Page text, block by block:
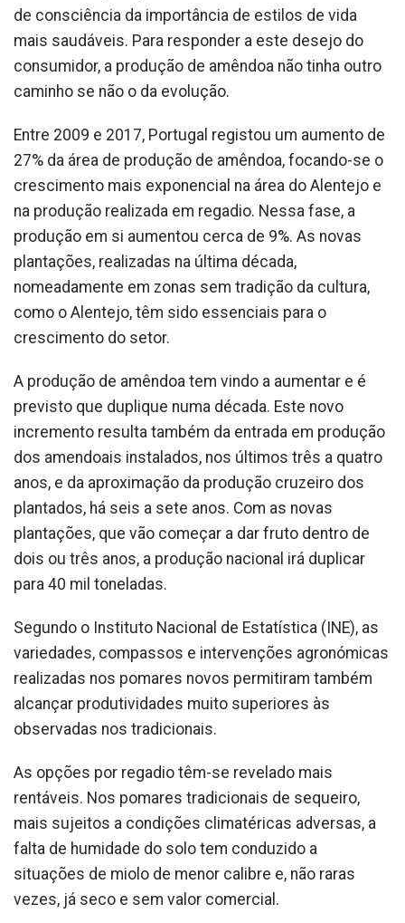
de consciência da importância de estilos de vida
mais saudáveis. Para responder a este desejo do
consumidor, a produção de amêndoa não tinha outro
caminho se não o da evolução.
Entre 2009 e 2017, Portugal registou um aumento de
27% da área de produção de amêndoa, focando-se o
crescimento mais exponencial na área do Alentejo e
na produção realizada em regadio. Nessa fase, a
produção em si aumentou cerca de 9%. As novas
plantações, realizadas na última década,
nomeadamente em zonas sem tradição da cultura,
como o Alentejo, têm sido essenciais para o
crescimento do setor.
A produção de amêndoa tem vindo a aumentar e é
previsto que duplique numa década. Este novo
incremento resulta também da entrada em produção
dos amendoais instalados, nos últimos três a quatro
anos, e da aproximação da produção cruzeiro dos
plantados, há seis a sete anos. Com as novas
plantações, que vão começar a dar fruto dentro de
dois ou três anos, a produção nacional irá duplicar
para 40 mil toneladas.
Segundo o Instituto Nacional de Estatística (INE), as
variedades, compassos e intervenções agronómicas
realizadas nos pomares novos permitiram também
alcançar produtividades muito superiores às
observadas nos tradicionais.
As opções por regadio têm-se revelado mais
rentáveis. Nos pomares tradicionais de sequeiro,
mais sujeitos a condições climatéricas adversas, a
falta de humidade do solo tem conduzido a
situações de miolo de menor calibre e, não raras
vezes, já seco e sem valor comercial.